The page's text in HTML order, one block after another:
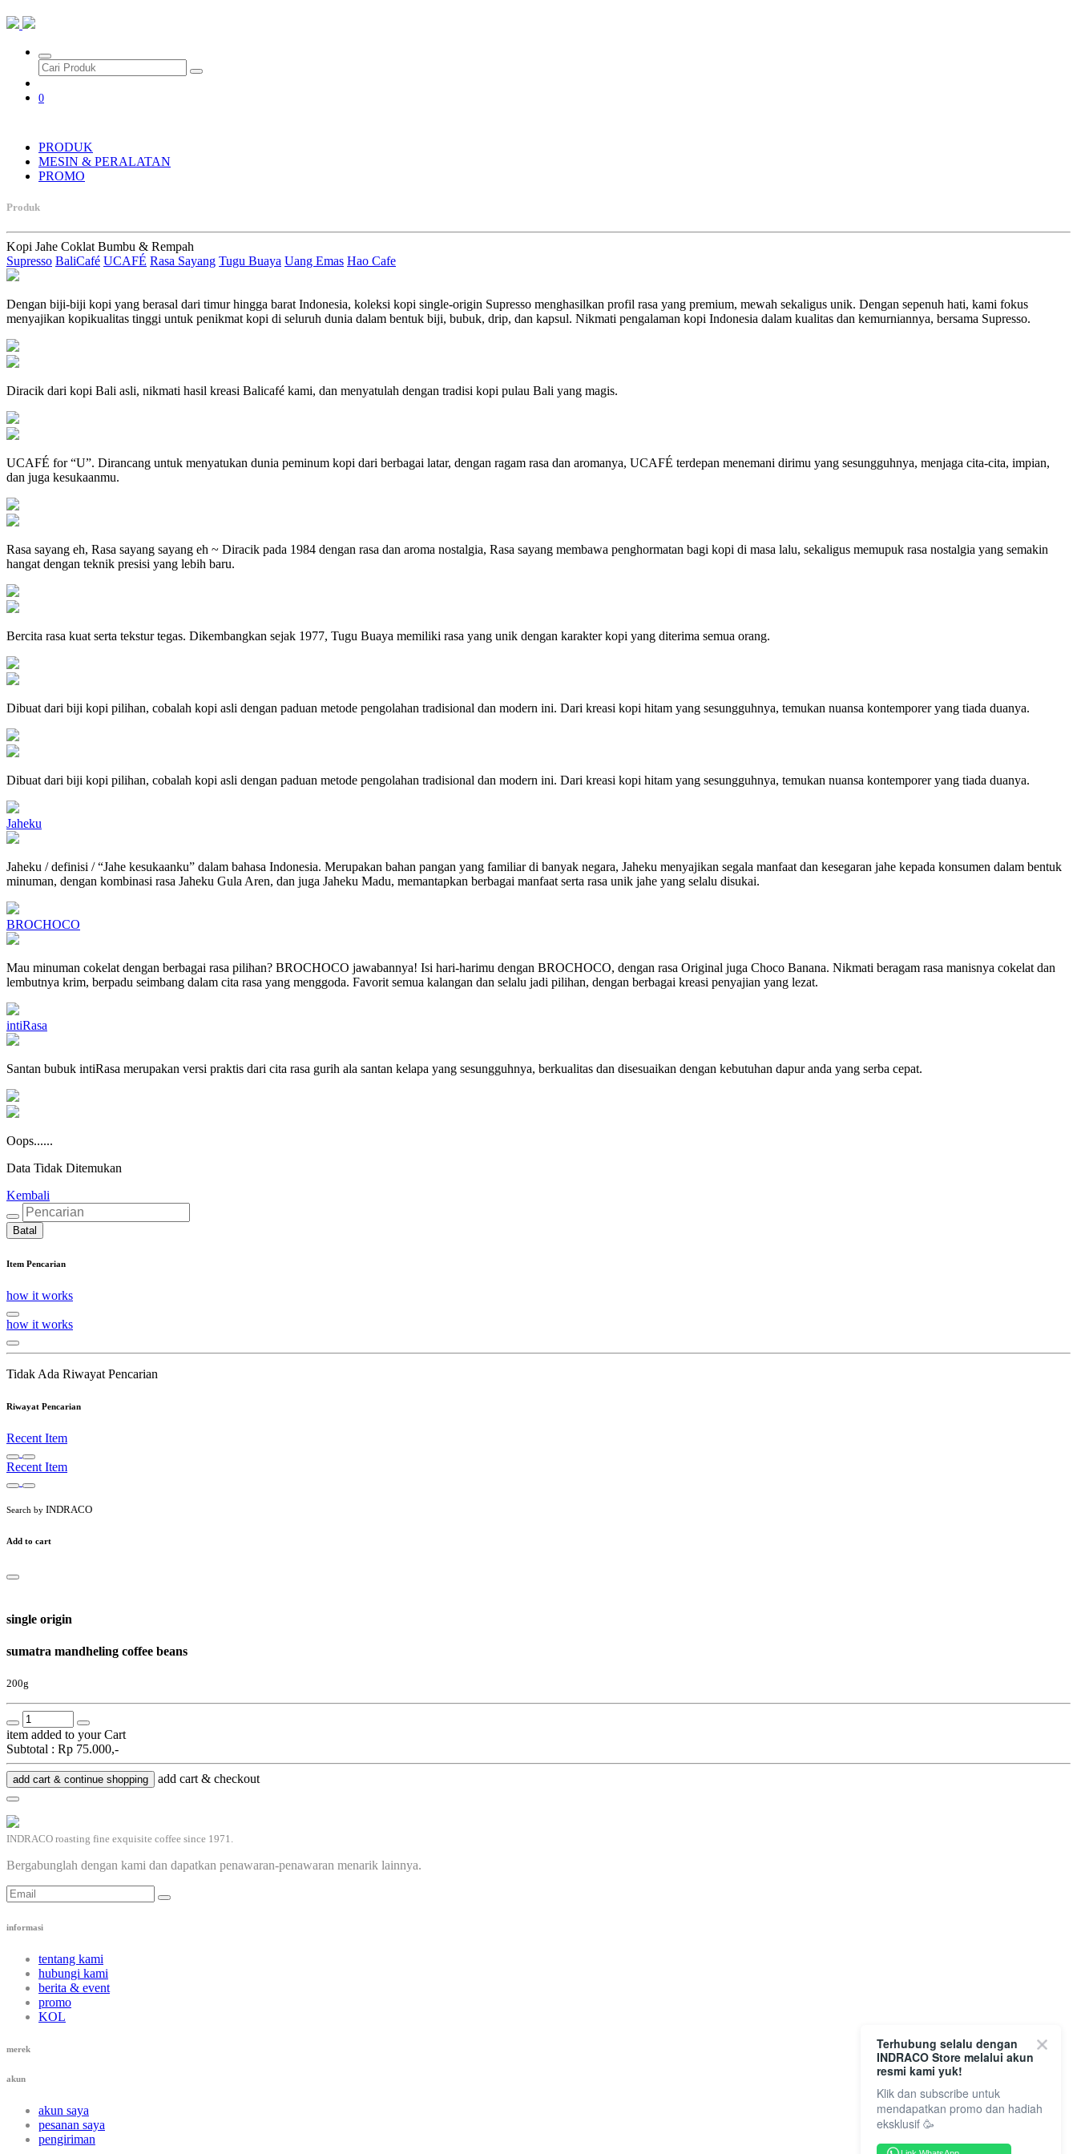
0
PRODUK
MESIN & PERALATAN
PROMO
Produk
Kopi Jahe Coklat Bumbu & Rempah
Supresso BaliCafé UCAFÉ Rasa Sayang Tugu Buaya Uang Emas Hao Cafe
Dengan biji-biji kopi yang berasal dari timur hingga barat Indonesia, koleksi kopi single-origin Supresso menghasilkan profil rasa yang premium, mewah sekaligus unik. Dengan sepenuh hati, kami fokus
menyajikan kopikualitas tinggi untuk penikmat kopi di seluruh dunia dalam bentuk biji, bubuk, drip, dan kapsul. Nikmati pengalaman kopi Indonesia dalam kualitas dan kemurniannya, bersama Supresso.
Diracik dari kopi Bali asli, nikmati hasil kreasi Balicafé kami, dan menyatulah dengan tradisi kopi pulau Bali yang magis.
UCAFÉ for “U”. Dirancang untuk menyatukan dunia peminum kopi dari berbagai latar, dengan ragam rasa dan aromanya, UCAFÉ terdepan menemani dirimu yang sesungguhnya, menjaga cita-cita, impian,
dan juga kesukaanmu.
Rasa sayang eh, Rasa sayang sayang eh ~ Diracik pada 1984 dengan rasa dan aroma nostalgia, Rasa sayang membawa penghormatan bagi kopi di masa lalu, sekaligus memupuk rasa nostalgia yang semakin
hangat dengan teknik presisi yang lebih baru.
Bercita rasa kuat serta tekstur tegas. Dikembangkan sejak 1977, Tugu Buaya memiliki rasa yang unik dengan karakter kopi yang diterima semua orang.
Dibuat dari biji kopi pilihan, cobalah kopi asli dengan paduan metode pengolahan tradisional dan modern ini. Dari kreasi kopi hitam yang sesungguhnya, temukan nuansa kontemporer yang tiada duanya.
Dibuat dari biji kopi pilihan, cobalah kopi asli dengan paduan metode pengolahan tradisional dan modern ini. Dari kreasi kopi hitam yang sesungguhnya, temukan nuansa kontemporer yang tiada duanya.
Jaheku
Jaheku / definisi / “Jahe kesukaanku” dalam bahasa Indonesia. Merupakan bahan pangan yang familiar di banyak negara, Jaheku menyajikan segala manfaat dan kesegaran jahe kepada konsumen dalam bentuk
minuman, dengan kombinasi rasa Jaheku Gula Aren, dan juga Jaheku Madu, memantapkan berbagai manfaat serta rasa unik jahe yang selalu disukai.
BROCHOCO
Mau minuman cokelat dengan berbagai rasa pilihan? BROCHOCO jawabannya! Isi hari-harimu dengan BROCHOCO, dengan rasa Original juga Choco Banana. Nikmati beragam rasa manisnya cokelat dan
lembutnya krim, berpadu seimbang dalam cita rasa yang menggoda. Favorit semua kalangan dan selalu jadi pilihan, dengan berbagai kreasi penyajian yang lezat.
intiRasa
Santan bubuk intiRasa merupakan versi praktis dari cita rasa gurih ala santan kelapa yang sesungguhnya, berkualitas dan disesuaikan dengan kebutuhan dapur anda yang serba cepat.
Oops......
Data Tidak Ditemukan
Kembali
Batal
Item Pencarian
how it works
how it works
Tidak Ada Riwayat Pencarian
Riwayat Pencarian
Recent Item
Recent Item
Search by INDRACO
Add to cart
single origin
sumatra mandheling coffee beans
200g
item added to your Cart
Subtotal : Rp 75.000,-
add cart & continue shopping add cart & checkout
INDRACO roasting fine exquisite coffee since 1971.
Bergabunglah dengan kami dan dapatkan penawaran-penawaran menarik lainnya.
informasi
tentang kami
hubungi kami
berita & event
promo
KOL
merek
akun
akun saya
pesanan saya
pengiriman
Terhubung selalu dengan
INDRACO Store melalui akun
resmi kami yuk!
Klik dan subscribe untuk
mendapatkan promo dan hadiah
eksklusif 🥳